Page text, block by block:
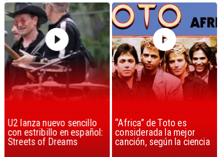
U2 lanza nuevo sencillo
con estribillo en español:
Streets of Dreams
“Africa” de Toto es
considerada la mejor
canción, según la ciencia